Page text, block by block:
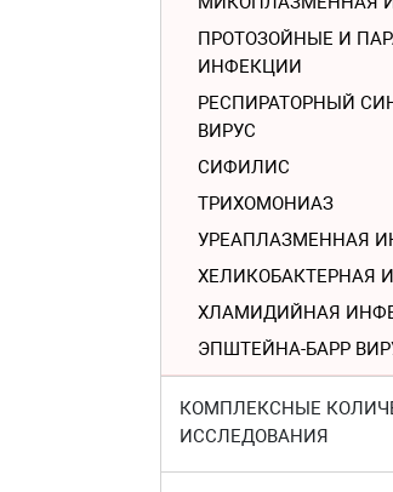
ПРОТОЗОЙНЫЕ И
ИНФЕКЦИИ
РЕСПИРАТОРНЫЙ
ВИРУС
СИФИЛИС
ТРИХОМОНИАЗ
УРЕАПЛАЗМЕННАЯ
ХЕЛИКОБАКТЕРНАЯ
ХЛАМИДИЙНАЯ
ЭПШТЕЙНА-БАРР
КОМПЛЕКСНЫЕ
ИССЛЕДОВАНИЯ